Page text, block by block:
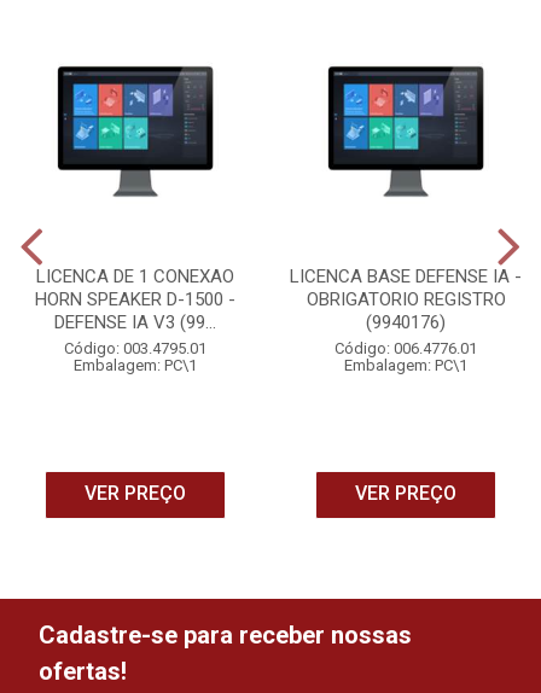
LICENCA DE 1 CONEXAO
HORN SPEAKER D-1500 -
DEFENSE IA V3 (99...
Código: 003.4795.01
Embalagem: PC\1
VER PREÇO
LICENCA BASE DEFENSE IA -
OBRIGATORIO REGISTRO
(9940176)
Código: 006.4776.01
Embalagem: PC\1
VER PREÇO
Cadastre-se para receber nossas
ofertas!